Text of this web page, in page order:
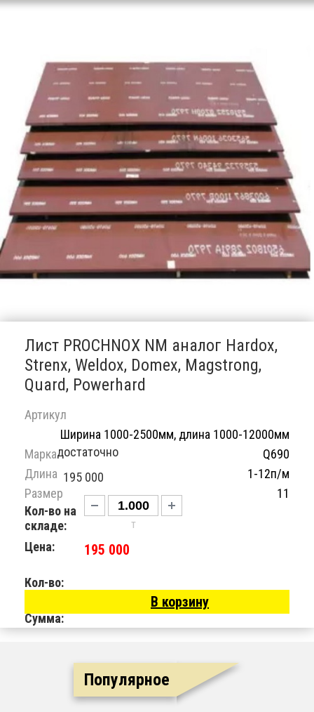
Лист PROCHNOX NM аналог Hardox,
Strenx, Weldox, Domex, Magstrong,
Quard, Powerhard
Артикул
Ширина 1000-2500мм, длина 1000-12000мм
Марка
Q690
Длина
1-12п/м
Размер
11
Кол-во на
складе:
достаточно
Цена:
195 000
Кол-во:
т
Сумма:
195 000
В корзину
Популярное